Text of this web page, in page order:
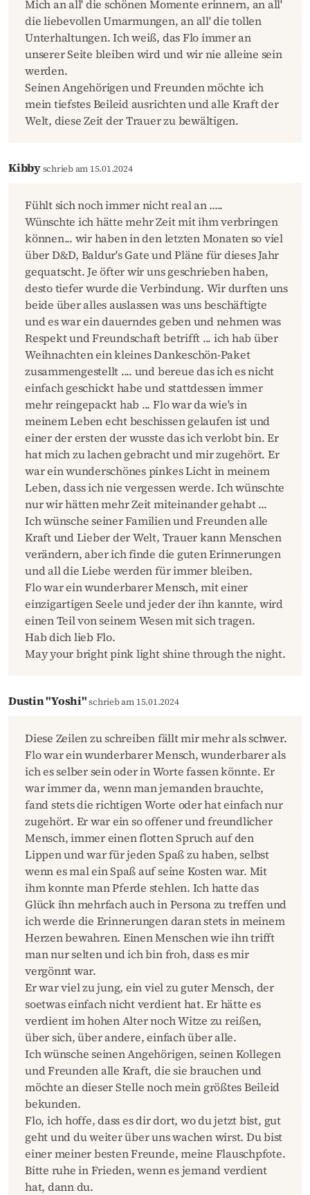
Mich an all' die schönen Momente erinnern, an all'
die liebevollen Umarmungen, an all' die tollen
Unterhaltungen. Ich weiß, das Flo immer an
unserer Seite bleiben wird und wir nie alleine sein
werden.
Seinen Angehörigen und Freunden möchte ich
mein tiefstes Beileid ausrichten und alle Kraft der
Welt, diese Zeit der Trauer zu bewältigen.
Kibbyschrieb am 15.01.2024
Fühlt sich noch immer nicht real an .....
Wünschte ich hätte mehr Zeit mit ihm verbringen
können... wir haben in den letzten Monaten so viel
über D&D, Baldur's Gate und Pläne für dieses Jahr
gequatscht. Je öfter wir uns geschrieben haben,
desto tiefer wurde die Verbindung. Wir durften uns
beide über alles auslassen was uns beschäftigte
und es war ein dauerndes geben und nehmen was
Respekt und Freundschaft betrifft ... ich hab über
Weihnachten ein kleines Dankeschön-Paket
zusammengestellt .... und bereue das ich es nicht
einfach geschickt habe und stattdessen immer
mehr reingepackt hab ... Flo war da wie's in
meinem Leben echt beschissen gelaufen ist und
einer der ersten der wusste das ich verlobt bin. Er
hat mich zu lachen gebracht und mir zugehört. Er
war ein wunderschönes pinkes Licht in meinem
Leben, dass ich nie vergessen werde. Ich wünschte
nur wir hätten mehr Zeit miteinander gehabt ...
Ich wünsche seiner Familien und Freunden alle
Kraft und Lieber der Welt, Trauer kann Menschen
verändern, aber ich finde die guten Erinnerungen
und all die Liebe werden für immer bleiben.
Flo war ein wunderbarer Mensch, mit einer
einzigartigen Seele und jeder der ihn kannte, wird
einen Teil von seinem Wesen mit sich tragen.
Hab dich lieb Flo.
May your bright pink light shine through the night.
Dustin "Yoshi"schrieb am 15.01.2024
Diese Zeilen zu schreiben fällt mir mehr als schwer.
Flo war ein wunderbarer Mensch, wunderbarer als
ich es selber sein oder in Worte fassen könnte. Er
war immer da, wenn man jemanden brauchte,
fand stets die richtigen Worte oder hat einfach nur
zugehört. Er war ein so offener und freundlicher
Mensch, immer einen flotten Spruch auf den
Lippen und war für jeden Spaß zu haben, selbst
wenn es mal ein Spaß auf seine Kosten war. Mit
ihm konnte man Pferde stehlen. Ich hatte das
Glück ihn mehrfach auch in Persona zu treffen und
ich werde die Erinnerungen daran stets in meinem
Herzen bewahren. Einen Menschen wie ihn trifft
man nur selten und ich bin froh, dass es mir
vergönnt war.
Er war viel zu jung, ein viel zu guter Mensch, der
soetwas einfach nicht verdient hat. Er hätte es
verdient im hohen Alter noch Witze zu reißen,
über sich, über andere, einfach über alle.
Ich wünsche seinen Angehörigen, seinen Kollegen
und Freunden alle Kraft, die sie brauchen und
möchte an dieser Stelle noch mein größtes Beileid
bekunden.
Flo, ich hoffe, dass es dir dort, wo du jetzt bist, gut
geht und du weiter über uns wachen wirst. Du bist
einer meiner besten Freunde, meine Flauschpfote.
Bitte ruhe in Frieden, wenn es jemand verdient
hat, dann du.